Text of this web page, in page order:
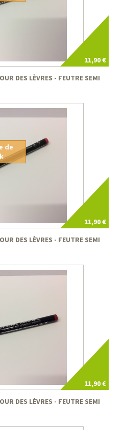
11,90 €
DES LÈVRES - FEUTRE SEMI
11,90 €
de
DES LÈVRES - FEUTRE SEMI
11,90 €
DES LÈVRES - FEUTRE SEMI